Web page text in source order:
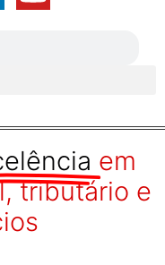
em
tributário e